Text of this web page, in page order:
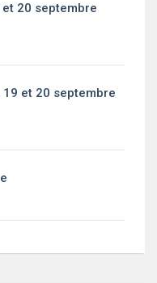
20 septembre
et 20 septembre